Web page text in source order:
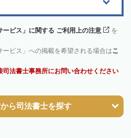
ービス」に関する ご利用上の注意
を
ービス」への掲載を希望される場合はこ
司法書士事務所にお問い合わせください
ら司法書士を探す